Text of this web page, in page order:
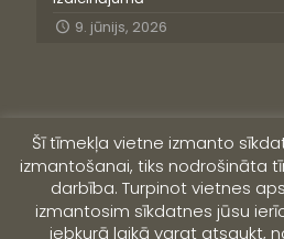
9. jūnijs, 2026
Šī tīmekļa vietne izmanto
izmantošanai, tiks nodrošināta
darbība. Turpinot vietnes
izmantosim sīkdatnes jūsu
jebkurā laikā varat atsaukt,